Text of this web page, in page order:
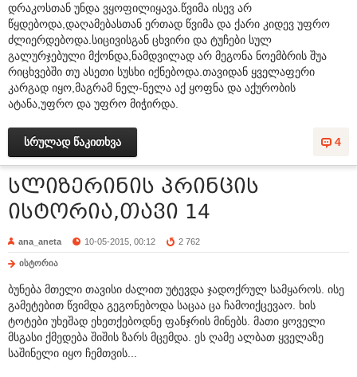
დრაკოსთან უნდა ვყოფილიყავა.წვიმა ისევ არ
წყდებოდა,დაღამებასთან ერთად წვიმა და ქარი კიდევ უფრო
ძლიერდებოდა.სიცივისგან ცხვირი და ტუჩები სულ
გალურჯებული მქონდა,ნამდვილად არ მეგონა ნოემბრის შუა
რიცხვებში თუ ასეთი სუსხი იქნებოდა.თავიდან ყველაფერი
კარგად იყო,მაგრამ ნელ-ნელა აქ ყოფნა და აქურობის
ატანა,უფრო და უფრო მიჭირდა.
4
სრულად წაკითხვა
სლიზერინის პრინცის
ისტორია,თავი 14
ana_aneta 10-05-2015, 00:12 2 762
ისტორია
ბუნება მთელი თავისი ძალით უტევდა ჯადოქრულ სამყაროს. ისე
გამეტებით წვიმდა გეგონებოდა საცაა ცა ჩამოიქცევაო. ხის
ტოტები უხეშად ეხეთქებოდნე ფანჯრის მინებს. მათი ყოველი
მსგასი ქმედება შიშის ზარს მცემდა. ეს ღამე ალბათ ყველაზე
საშინელი იყო ჩემთვის...